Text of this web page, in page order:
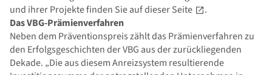
und ihrer Projekte finden Sieauf dieser Seite
.
Das VBG-Prämienverfahren
Neben dem Präventionspreis zählt das Prämienverfahren zu
den Erfolgsgeschichten der VBG aus der zurückliegenden
Dekade. „Die aus diesem Anreizsystem resultierende